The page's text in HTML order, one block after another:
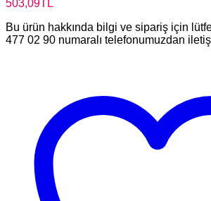
503,09TL
Bu ürün hakkında bilgi ve sipariş için
477 02 90 numaralı telefonumuzdan